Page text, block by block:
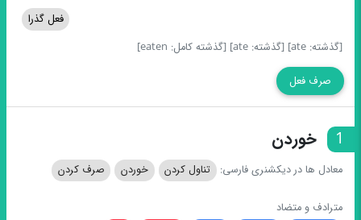
فعل گذرا
[گذشته: ate]
[گذشته: ate] [گذشته کامل: eaten]
صرف فعل
1 خوردن
معادل ها در دیکشنری فارسی: تناول کردن خوردن صرف کردن
مترادف و متضاد